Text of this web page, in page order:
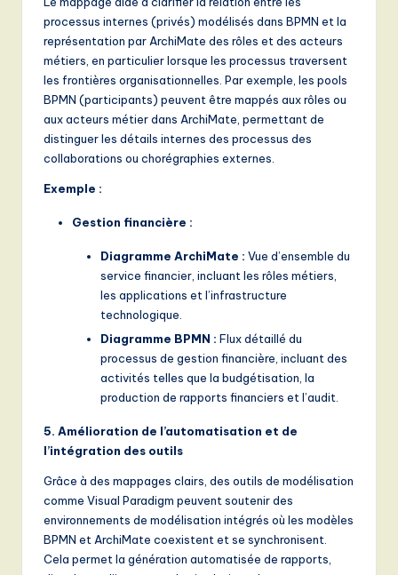
processus internes (privés) modélisés dans BPMN et la
représentation par ArchiMate des rôles et des acteurs
métiers, en particulier lorsque les processus traversent
les frontières organisationnelles. Par exemple, les pools
BPMN (participants) peuvent être mappés aux rôles ou
aux acteurs métier dans ArchiMate, permettant de
distinguer les détails internes des processus des
collaborations ou chorégraphies externes.
Exemple :
Gestion financière :
Diagramme ArchiMate : Vue d’ensemble du
service financier, incluant les rôles métiers,
les applications et l’infrastructure
technologique.
Diagramme BPMN : Flux détaillé du
processus de gestion financière, incluant des
activités telles que la budgétisation, la
production de rapports financiers et l’audit.
5. Amélioration de l’automatisation et de
l’intégration des outils
Grâce à des mappages clairs, des outils de modélisation
comme Visual Paradigm peuvent soutenir des
environnements de modélisation intégrés où les modèles
BPMN et ArchiMate coexistent et se synchronisent.
Cela permet la génération automatisée de rapports,